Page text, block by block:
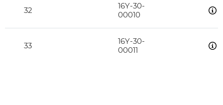
32
16Y-30-
00010
33
16Y-30-
00011